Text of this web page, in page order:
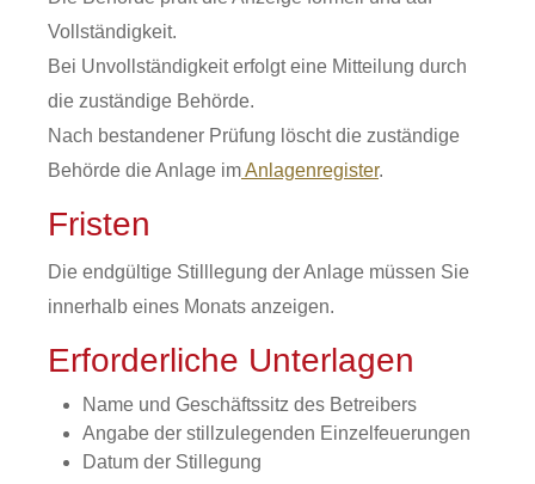
Vollständigkeit.
Bei Unvollständigkeit erfolgt eine Mitteilung durch
die zuständige Behörde.
Nach bestandener Prüfung löscht die zuständige
Behörde die Anlage imAnlagenregister.
Fristen
Die endgültige Stilllegung der Anlage müssen Sie
innerhalb eines Monats anzeigen.
Erforderliche Unterlagen
Name und Geschäftssitz des Betreibers
Angabe der stillzulegenden Einzelfeuerungen
Datum der Stillegung